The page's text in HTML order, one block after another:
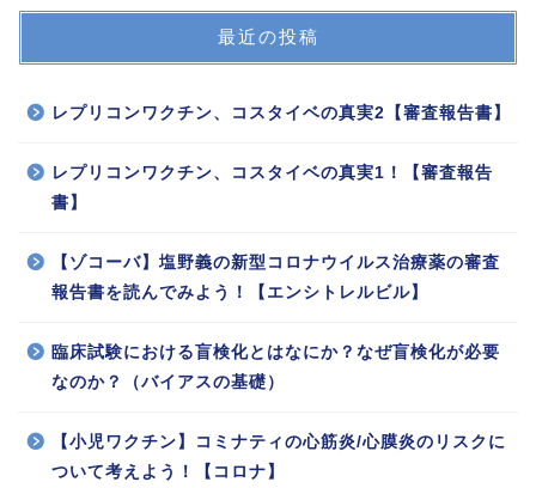
最近の投稿
レプリコンワクチン、コスタイベの真実2【審査報告書】
レプリコンワクチン、コスタイベの真実1！【審査報告
書】
【ゾコーバ】塩野義の新型コロナウイルス治療薬の審査
報告書を読んでみよう！【エンシトレルビル】
臨床試験における盲検化とはなにか？なぜ盲検化が必要
なのか？（バイアスの基礎）
【小児ワクチン】コミナティの心筋炎/心膜炎のリスクに
ついて考えよう！【コロナ】